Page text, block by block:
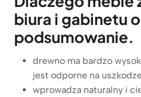
biura i gabinetu
podsumowanie.
drewno ma bardzo
jest odporne na
wprowadza naturalny i